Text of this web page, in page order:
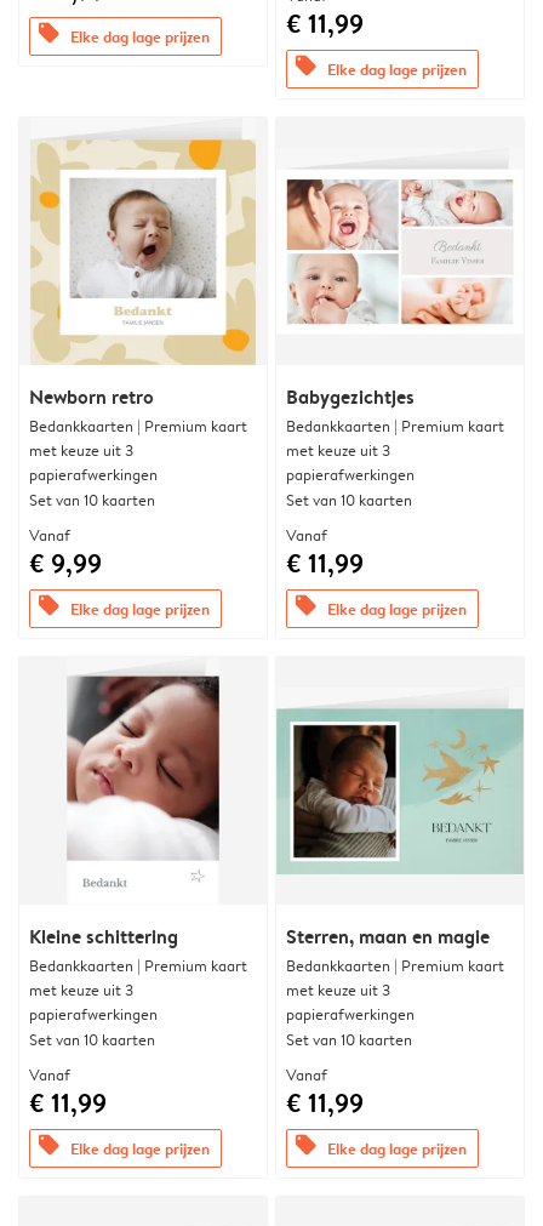
offers Elke dag lage prijzen € 11,99
offers Elke dag lage prijzen
Newborn retro
Bedankkaarten | Premium kaart
met keuze uit 3
papierafwerkingen
Set van 10 kaarten
Vanaf
€ 9,99
offers Elke dag lage prijzen
Babygezichtjes
Bedankkaarten | Premium kaart
met keuze uit 3
papierafwerkingen
Set van 10 kaarten
Vanaf
€ 11,99
offers Elke dag lage prijzen
Kleine schittering
Bedankkaarten | Premium kaart
met keuze uit 3
papierafwerkingen
Set van 10 kaarten
Vanaf
€ 11,99
offers Elke dag lage prijzen
Sterren, maan en magie
Bedankkaarten | Premium kaart
met keuze uit 3
papierafwerkingen
Set van 10 kaarten
Vanaf
€ 11,99
offers Elke dag lage prijzen